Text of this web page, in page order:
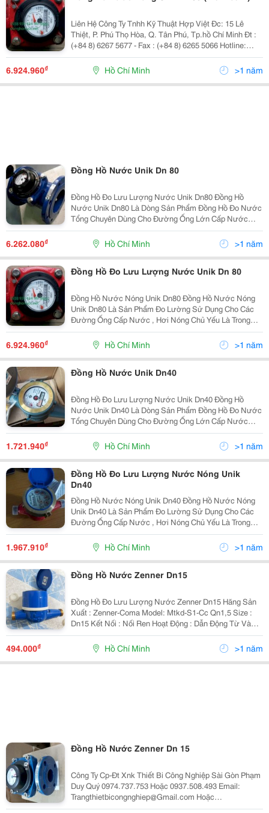
Liên Hệ Công Ty Tnhh Kỹ Thuật Hợp Việt Đc: 15 Lê
Thiệt, P. Phú Thọ Hòa, Q. Tân Phú, Tp.hồ Chí Minh Đt :
(+84 8) 6267 5677 - Fax : (+84 8) 6265 5066 Hotline:
0903 056 455 - 0914654500 Email: Info@Hopviet.vn -
Website: Www.hopviet.vn
6.924.960₫ Hồ Chí Minh >1 năm
Đồng Hồ Nước Unik Dn 80
Đồng Hồ Đo Lưu Lượng Nước Unik Dn80 Đồng Hồ
Nước Unik Dn80 Là Dòng Sản Phẩm Đồng Hồ Đo Nước
Tổng Chuyên Dùng Cho Đường Ống Lớn Cấp Nước
Của Các Tòa Nhà , Chung Cư , Đường Ống Nước Sạch
Chính Của Quận , Huyện Hoặc Dùng Làm Đồng Hồ Đo
Lưu Lượng Nước
6.262.080₫ Hồ Chí Minh >1 năm
Đồng Hồ Đo Lưu Lượng Nước Unik Dn 80
Đồng Hồ Nước Nóng Unik Dn80 Đồng Hồ Nước Nóng
Unik Dn80 Là Sản Phẩm Đo Lường Sử Dụng Cho Các
Đường Ống Cấp Nước , Hơi Nóng Chủ Yếu Là Trong
Các Nhà Máy Và Xí Nghiệp Dệt , Hóa Chất . Đồng Hồ
Nước Nóng Unik Dn80 Size : Dn80 Kết Nối : Bíc
6.924.960₫ Hồ Chí Minh >1 năm
Đồng Hồ Nước Unik Dn40
Đồng Hồ Đo Lưu Lượng Nước Unik Dn40 Đồng Hồ
Nước Unik Dn40 Là Dòng Sản Phẩm Đồng Hồ Đo Nước
Tổng Chuyên Dùng Cho Đường Ống Lớn Cấp Nước
Của Các Tòa Nhà , Chung Cư , Đường Ống Nước Sạch
Chính Của Quận , Huyện Hoặc Dùng Làm Đồng Hồ Đo
Lưu Lượng Nước
1.721.940₫ Hồ Chí Minh >1 năm
Đồng Hồ Đo Lưu Lượng Nước Nóng Unik
Dn40
Đồng Hồ Nước Nóng Unik Dn40 Đồng Hồ Nước Nóng
Unik Dn40 Là Sản Phẩm Đo Lường Sử Dụng Cho Các
Đường Ống Cấp Nước , Hơi Nóng Chủ Yếu Là Trong
Các Nhà Máy Và Xí Nghiệp Dệt , Hóa Chất . Đồng Hồ
Nước Nóng Unik Dn40 Size : Dn40 Kết Nối : Bíc
1.967.910₫ Hồ Chí Minh >1 năm
Đồng Hồ Nước Zenner Dn15
Đồng Hồ Đo Lưu Lượng Nước Zenner Dn15 Hãng Sản
Xuất : Zenner-Coma Model: Mtkd-S1-Cc Qn1,5 Size :
Dn15 Kết Nối : Nối Ren Hoạt Động : Dẫn Động Từ Và
Dạng Cơ Kiểu Hiển Thị Sô Trực Tiếp : 0000,000M3 Với
Size 21, 00000M3 Với Size : 27 -
494.000₫ Hồ Chí Minh >1 năm
Đồng Hồ Nước Zenner Dn 15
Công Ty Cp-Đt Xnk Thiết Bi Công Nghiệp Sài Gòn Phạm
Duy Quý 0974.737.753 Hoặc 0937.508.493 Email:
Trangthietbicongnghiep@Gmail.com Hoặc
Vandonghonuoc@Gmail.c